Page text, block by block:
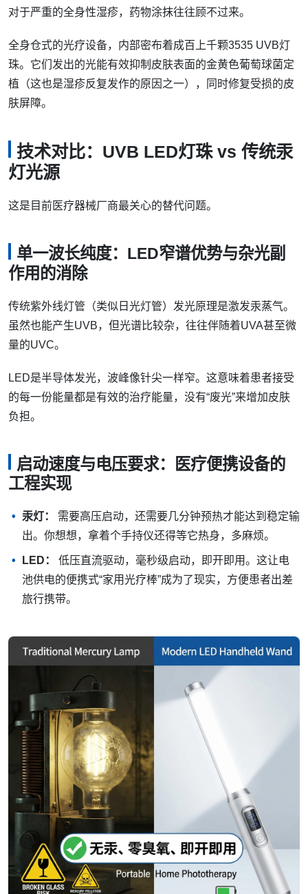
对于严重的全身性湿疹，药物涂抹往往顾不过来。
全身仓式的光疗设备，内部密布着成百上千颗3535 UVB灯
珠。它们发出的光能有效抑制皮肤表面的金黄色葡萄球菌定
植（这也是湿疹反复发作的原因之一），同时修复受损的皮
肤屏障。
技术对比：UVB LED灯珠 vs 传统汞
灯光源
这是目前医疗器械厂商最关心的替代问题。
单一波长纯度：LED窄谱优势与杂光副
作用的消除
传统紫外线灯管（类似日光灯管）发光原理是激发汞蒸气。
虽然也能产生UVB，但光谱比较杂，往往伴随着UVA甚至微
量的UVC。
LED是半导体发光，波峰像针尖一样窄。这意味着患者接受
的每一份能量都是有效的治疗能量，没有“废光”来增加皮肤
负担。
启动速度与电压要求：医疗便携设备的
工程实现
汞灯：
需要高压启动，还需要几分钟预热才能达到稳定输
出。你想想，拿着个手持仪还得等它热身，多麻烦。
LED：
低压直流驱动，毫秒级启动，即开即用。这让电
池供电的便携式“家用光疗棒”成为了现实，方便患者出差
旅行携带。